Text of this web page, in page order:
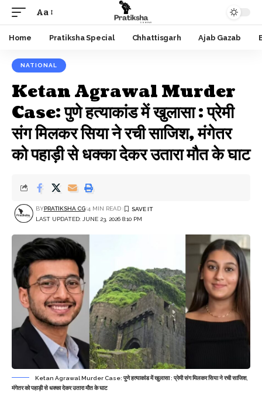
Font
Resizer
Aa
Home Pratiksha Special Chhattisgarh Ajab Gazab
NATIONAL
Ketan Agrawal Murder
Case: पुणे हत्याकांड में खुलासा : प्रेमी
संग मिलकर सिया ने रची साजिश, मंगेतर
को पहाड़ी से धक्का देकर उतारा मौत के घाट
LAST UPDATED: JUNE 23, 2026 8:10 PM
BYPRATIKSHA CG 4 MIN READ
Ketan Agrawal Murder Case: पुणे हत्याकांड में खुलासा : प्रेमी संग मिलकर सिया ने रची साजिश,
मंगेतर को पहाड़ी से धक्का देकर उतारा मौत के घाट